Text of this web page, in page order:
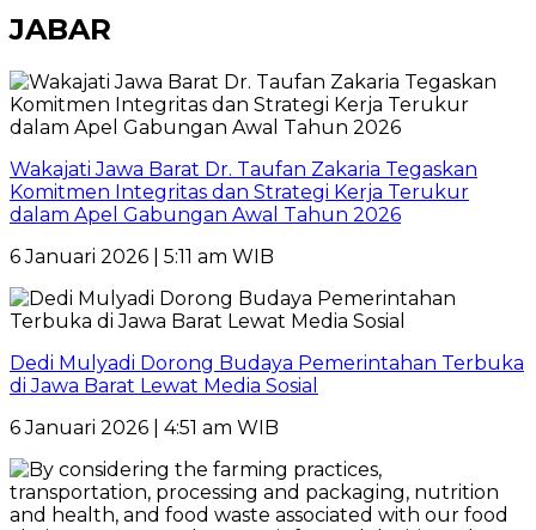
JABAR
Wakajati Jawa Barat Dr. Taufan Zakaria Tegaskan
Komitmen Integritas dan Strategi Kerja Terukur
dalam Apel Gabungan Awal Tahun 2026
6 Januari 2026 | 5:11 am WIB
Dedi Mulyadi Dorong Budaya Pemerintahan Terbuka
di Jawa Barat Lewat Media Sosial
6 Januari 2026 | 4:51 am WIB